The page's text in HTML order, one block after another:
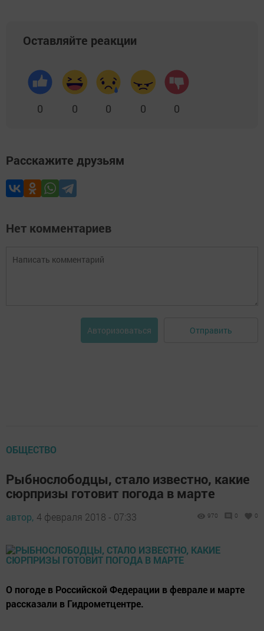
Оставляйте реакции
0 0 0 0 0
Расскажите друзьям
Нет комментариев
Авторизоваться Отправить
ОБЩЕСТВО
Рыбнослободцы, стало известно, какие
сюрпризы готовит погода в марте
автор, 4 февраля 2018 - 07:33 970 0 0
О погоде в Российской Федерации в феврале и марте
рассказали в Гидрометцентре.